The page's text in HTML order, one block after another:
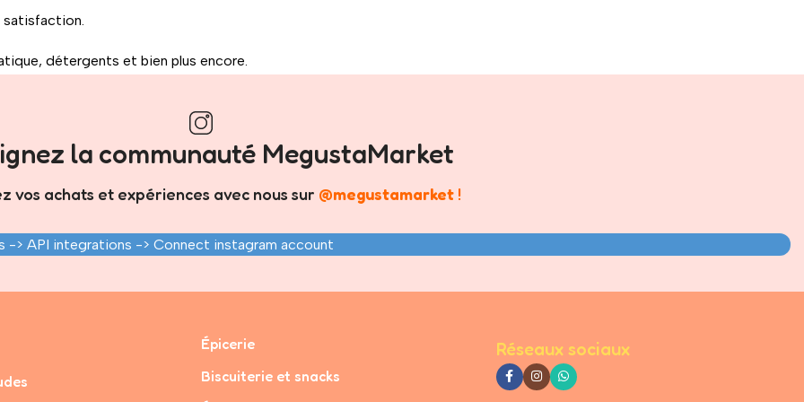
détergents et bien plus encore.
directement chez vous.
la communauté MegustaMarket
vos achats et expériences avec nous sur @megustamarket!
-> API integrations -> Connect instagram account
Épicerie
Biscuiterie et snacks
Réseaux sociaux